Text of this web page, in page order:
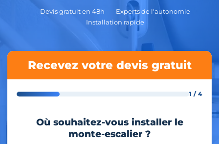
Devis gratuit en 48h
Experts de l'autonomie
Installation rapide
Recevez votre devis gratuit
1 / 4
Où souhaitez-vous installer le
monte-escalier ?